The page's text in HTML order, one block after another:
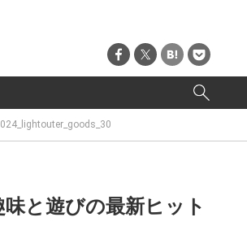
と遊びの最新ヒット